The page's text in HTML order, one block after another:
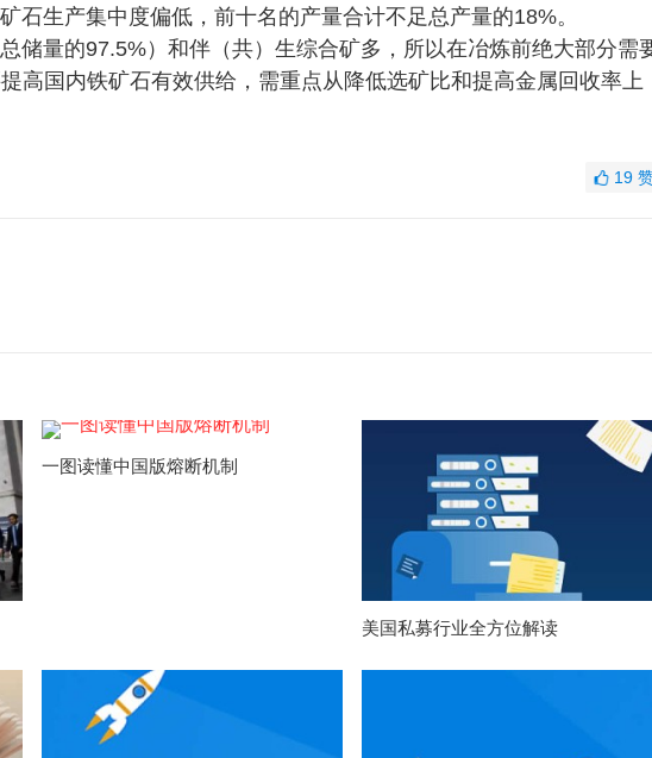
石生产集中度偏低，前十名的产量合计不足总产量的18%。
储量的97.5%）和伴（共）生综合矿多，所以在冶炼前绝大部分需
高国内铁矿石有效供给，需重点从降低选矿比和提高金属回收率上
19
一图读懂中国版熔断机制
美国私募行业全方位解读